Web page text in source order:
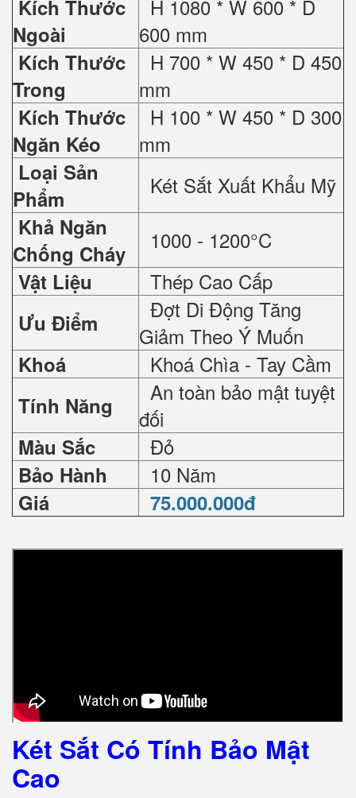
Kích Thước
Ngoài
H 1080 * W 600 * D
600 mm
Kích Thước
Trong
H 700 * W 450 * D 450
mm
Kích Thước
Ngăn Kéo
H 100 * W 450 * D 300
mm
Loại Sản
Phẩm
Két Sắt Xuất Khẩu Mỹ
Khả Ngăn
Chống Cháy
1000 - 1200°C
Vật Liệu Thép Cao Cấp
Ưu Điểm
Đợt Di Động Tăng
Giảm Theo Ý Muốn
Khoá Khoá Chìa - Tay Cầm
Tính Năng
An toàn bảo mật tuyệt
đối
Màu Sắc Đỏ
Bảo Hành 10 Năm
Giá 75.000.000đ
Két Sắt Có Tính Bảo Mật
Cao